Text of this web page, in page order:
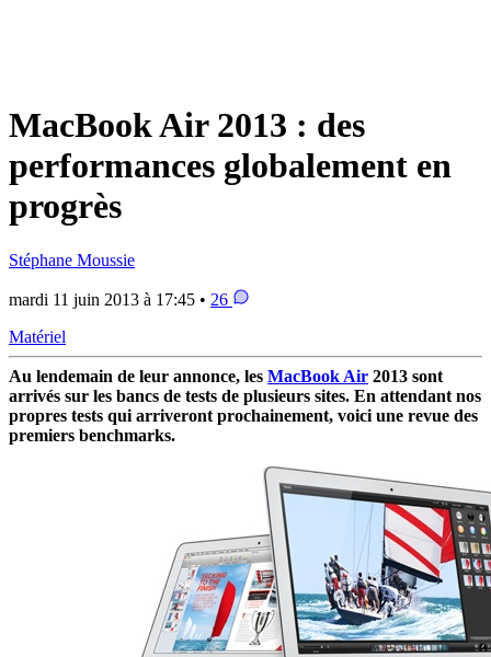
MacBook Air 2013 : des
performances globalement en
progrès
Stéphane Moussie
mardi 11 juin 2013 à 17:45 • 26
Matériel
Au lendemain de leur annonce, les MacBook Air 2013 sont
arrivés sur les bancs de tests de plusieurs sites. En attendant nos
propres tests qui arriveront prochainement, voici une revue des
premiers benchmarks.